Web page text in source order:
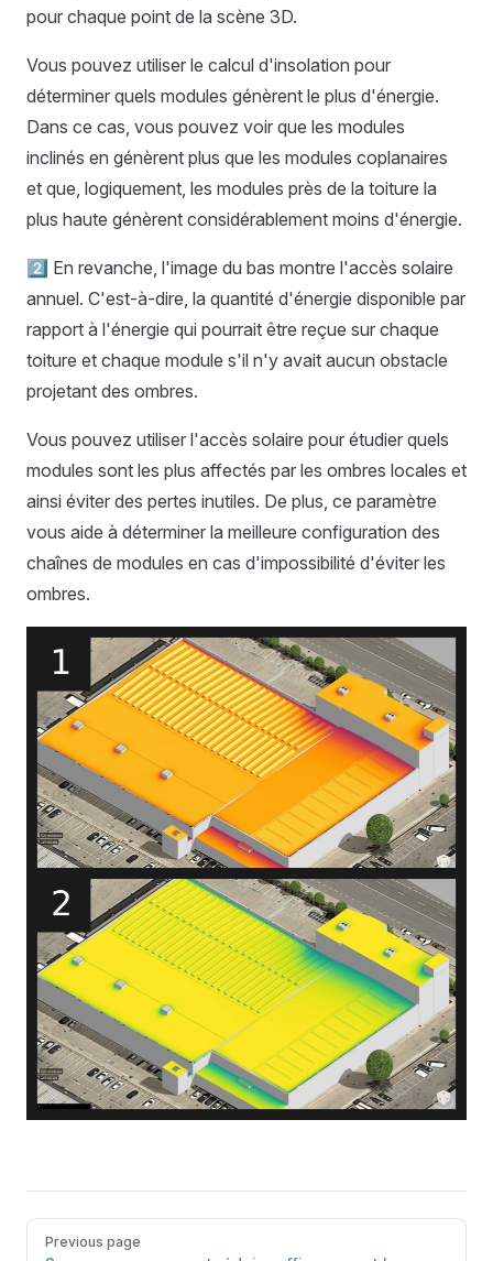
pour chaque point de la scène 3D.
Vous pouvez utiliser le calcul d'insolation pour
déterminer quels modules génèrent le plus d'énergie.
Dans ce cas, vous pouvez voir que les modules
inclinés en génèrent plus que les modules coplanaires
et que, logiquement, les modules près de la toiture la
plus haute génèrent considérablement moins d'énergie.
2️⃣ En revanche, l'image du bas montre l'accès solaire
annuel. C'est-à-dire, la quantité d'énergie disponible par
rapport à l'énergie qui pourrait être reçue sur chaque
toiture et chaque module s'il n'y avait aucun obstacle
projetant des ombres.
Vous pouvez utiliser l'accès solaire pour étudier quels
modules sont les plus affectés par les ombres locales et
ainsi éviter des pertes inutiles. De plus, ce paramètre
vous aide à déterminer la meilleure configuration des
chaînes de modules en cas d'impossibilité d'éviter les
ombres.
PagerPrevious page